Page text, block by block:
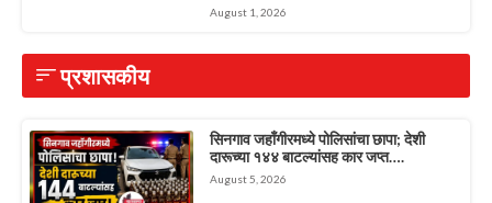
August 1, 2026
प्रशासकीय
सिनगाव जहाँगीरमध्ये पोलिसांचा छापा; देशी
दारूच्या १४४ बाटल्यांसह कार जप्त….
August 5, 2026